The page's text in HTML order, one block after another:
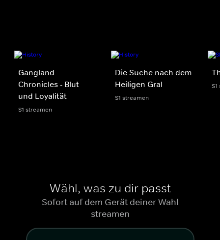
Gangland
Chronicles - Blut
und Loyalität
S1 streamen
Die Suche nach dem
Heiligen Gral
S1 streamen
Wähl, was zu dir passt
Sofort auf dem Gerät deiner Wahl
streamen